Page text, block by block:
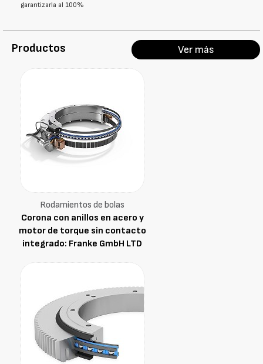
garantizarla al 100%
Productos Ver más
Rodamientos de bolas
Corona con anillos en acero y
motor de torque sin contacto
integrado: Franke GmbH LTD